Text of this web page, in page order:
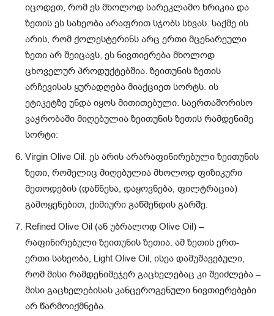
იცოდეთ, რომ ეს მხოლოდ სარეკლამო ხრიკია და
ზეთის ეს სახეობა არაფრით სჯობს სხვას. საქმე ის
არის, რომ ქოლესტერინს არც ერთი მცენარეული
ზეთი არ შეიცავს, ეს ნივთიერება მხოლოდ
ცხოველურ პროდუქტებშია. ზეითუნის ზეთის
არჩევისას ყურადღება მიაქციეთ სორტს. ის
ეტიკეტზე უნდა იყოს მითითებული. საერთაშორისო
ვაჭრობაში მიღებულია ზეითუნის ზეთის რამდენიმე
სორტი:
Virgin Olive Oil. ეს არის არარაფინირებული ზეითუნის
ზეთი, რომელიც მიღებულია მხოლოდ ფიზიკური
მეთოდების (დაწნეხა, დაყოვნება, ფილტრაცია)
გამოყენებით, ქიმიური გაწმენდის გარშე.
Refined Olive Oil (ან უბრალოდ Olive Oil) –
რაფინირებული ზეითუნის ზეთია. ამ ზეთის ერთ-
ერთი სახეობა, Light Olive Oil, ისეა დამუშავებული,
რომ მისი რამდენიმეჯერ გაცხელებაც კი შეიძლება –
მისი გაცხელებისას კანცეროგენული ნივთიერებები
არ წარმოიქმნება.